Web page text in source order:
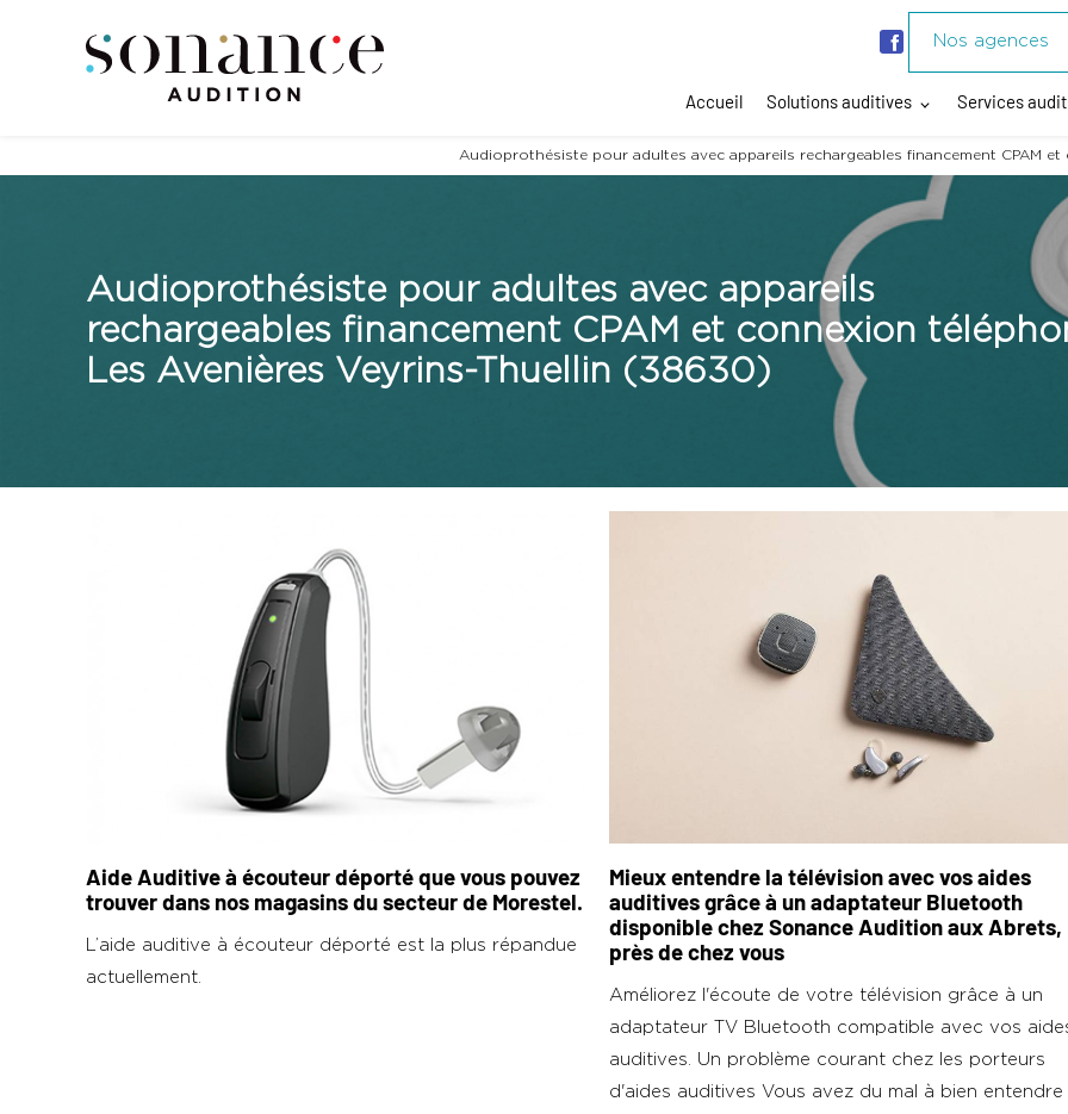
Nos agences
Accueil Solutions auditives Services
Audioprothésiste pour adultes avec appareils rechargeables financement CPAM
Audioprothésiste pour adultes avec appareils
rechargeables financement CPAM et connexion
Les Avenières Veyrins-Thuellin (38630)
Aide Auditive à écouteur déporté que vous pouvez
trouver dans nos magasins du secteur de Morestel.
L’aide auditive à écouteur déporté est la plus répandue
actuellement.
Mieux entendre la télévision avec vos aides
auditives grâce à un adaptateur Bluetooth
disponible chez Sonance Audition aux Abrets,
près de chez vous
Améliorez l'écoute de votre télévision grâce à un
adaptateur TV Bluetooth compatible avec vos
auditives. Un problème courant chez les porteurs
d'aides auditives Vous avez du mal à bien entendre